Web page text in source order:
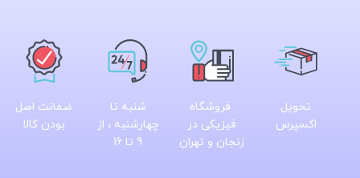
تحویل
اکسپرس
فروشگاه
فیزیکی در
زنجان و تهران
شنبه تا
چهارشنبه ، از
9 تا 16
ضمانت اصل
بودن کالا